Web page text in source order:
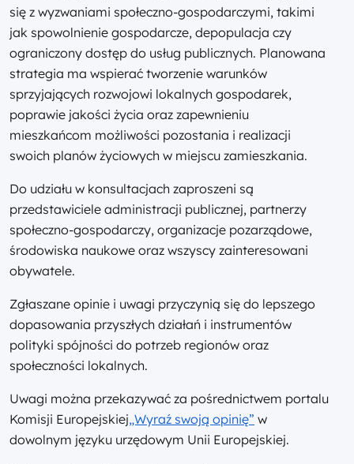
się z wyzwaniami społeczno‑gospodarczymi, takimi
jak spowolnienie gospodarcze, depopulacja czy
ograniczony dostęp do usług publicznych. Planowana
strategia ma wspierać tworzenie warunków
sprzyjających rozwojowi lokalnych gospodarek,
poprawie jakości życia oraz zapewnieniu
mieszkańcom możliwości pozostania i realizacji
swoich planów życiowych w miejscu zamieszkania.
Do udziału w konsultacjach zaproszeni są
przedstawiciele administracji publicznej, partnerzy
społeczno‑gospodarczy, organizacje pozarządowe,
środowiska naukowe oraz wszyscy zainteresowani
obywatele.
Zgłaszane opinie i uwagi przyczynią się do lepszego
dopasowania przyszłych działań i instrumentów
polityki spójności do potrzeb regionów oraz
społeczności lokalnych.
Uwagi można przekazywać za pośrednictwem portalu
Komisji Europejskiej„Wyraź swoją opinię” w
dowolnym języku urzędowym Unii Europejskiej.